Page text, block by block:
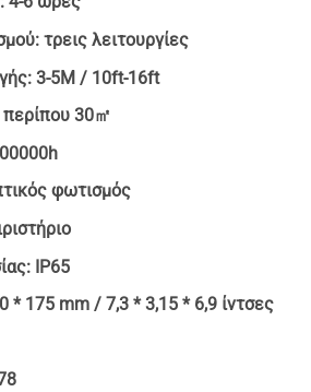
τρεις λειτουργίες
3-5M / 10ft-16ft
30㎡
φωτισμός
IP65
* 175 mm / 7,3 * 3,15 * 6,9 ίντσες